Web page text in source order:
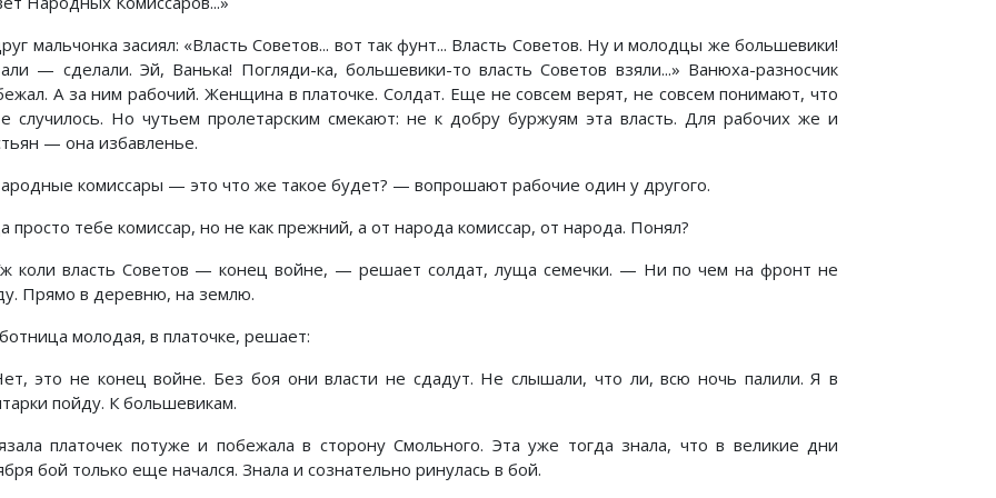
мальчонка засиял: «Власть Советов... вот так фунт... Власть Советов. Ну и молодцы же большевики!
— сделали. Эй, Ванька! Погляди-ка, большевики-то власть Советов взяли...» Ванюха-разносчик
А за ним рабочий. Женщина в платочке. Солдат. Еще не совсем верят, не совсем понимают, что
случилось. Но чутьем пролетарским смекают: не к добру буржуям эта власть. Для рабочих же и
— она избавленье.
комиссары — это что же такое будет? — вопрошают рабочие один у другого.
тебе комиссар, но не как прежний, а от народа комиссар, от народа. Понял?
коли власть Советов — конец войне, — решает солдат, луща семечки. — Ни по чем на фронт не
Прямо в деревню, на землю.
молодая, в платочке, решает:
это не конец войне. Без боя они власти не сдадут. Не слышали, что ли, всю ночь палили. Я в
пойду. К большевикам.
платочек потуже и побежала в сторону Смольного. Эта уже тогда знала, что в великие дни
бой только еще начался. Знала и сознательно ринулась в бой.